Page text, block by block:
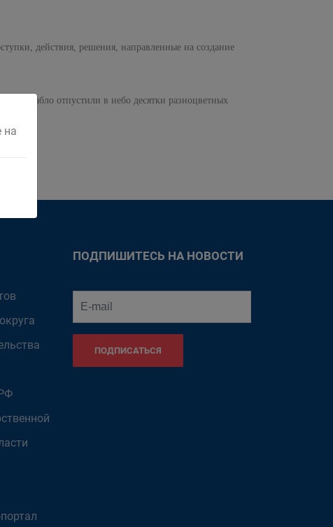
действия, решения, направленные на создание
на табло отпустили в небо десятки разноцветных
ПОДПИШИТЕСЬ НА НОВОСТИ
ПОДПИСАТЬСЯ
на